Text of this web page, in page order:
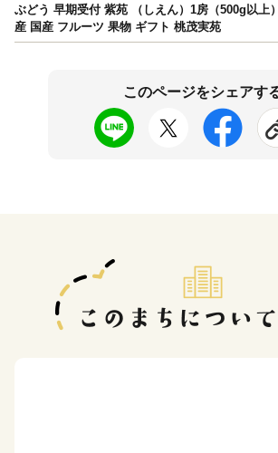
ぶどう 早期受付 紫苑 （しえん）1房（500g以上
産 国産 フルーツ 果物 ギフト 桃茂実苑
このページをシェアす